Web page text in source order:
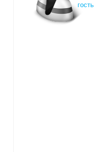
гость